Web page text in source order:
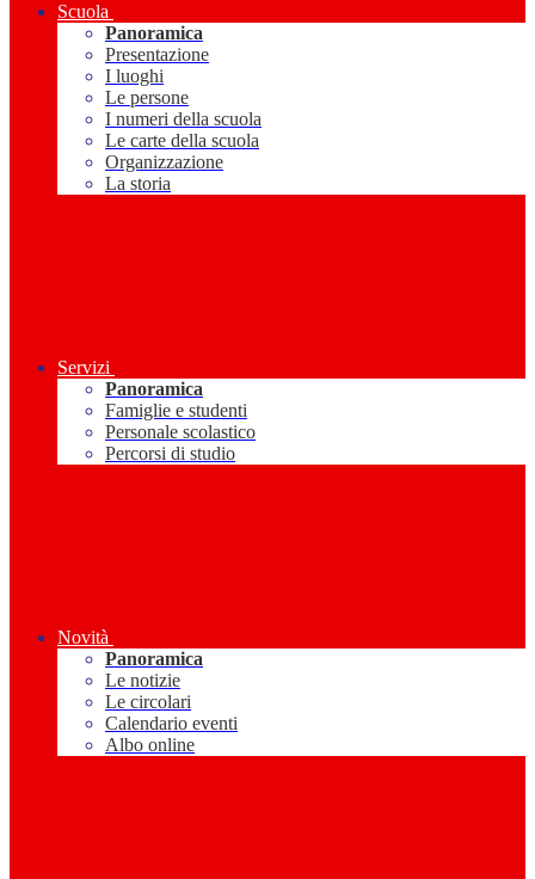
Scuola
Panoramica
Presentazione
I luoghi
Le persone
I numeri della scuola
Le carte della scuola
Organizzazione
La storia
Servizi
Panoramica
Famiglie e studenti
Personale scolastico
Percorsi di studio
Novità
Panoramica
Le notizie
Le circolari
Calendario eventi
Albo online